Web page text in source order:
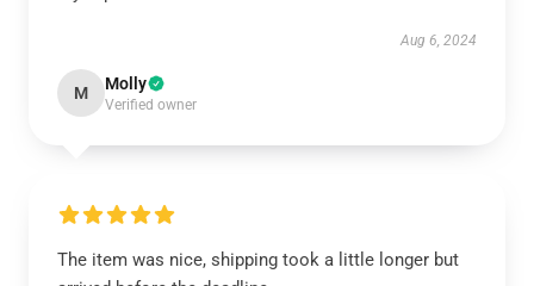
Aug 6, 2024
M Molly
Verified owner
The item was nice, shipping took a little longer but